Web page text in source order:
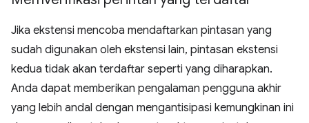
Jika ekstensi mencoba mendaftarkan pintasan yang
sudah digunakan oleh ekstensi lain, pintasan ekstensi
kedua tidak akan terdaftar seperti yang diharapkan.
Anda dapat memberikan pengalaman pengguna akhir
yang lebih andal dengan mengantisipasi kemungkinan ini